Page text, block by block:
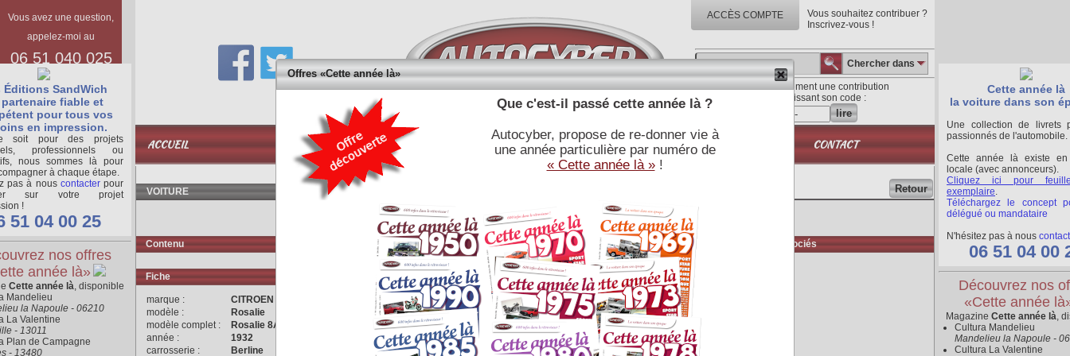
ACCÈS COMPTE
Vous souhaitez contribuer ?
Inscrivez-vous !
Chercher dans
Lisez directement une contribution
en saisissant son code :
lire
ACCUEIL
BASE
DOCUMENTAIRE
RÉFÉRENCES
JOURNALISTIQUES
BOUTIQUE CONTACT
Vous avez une question,
appelez-moi au
06 51 040 025
VOITURE Retour
Contenu
Fiche
marque :
CITROEN
modèle :
Rosalie
modèle complet :
Rosalie 8A
année :
1932
carrosserie :
Berline
Citroen Rosalie 8A bien connue pour ses records avec les
huiles Yacco.
Lire la fiche technique associée
L'arrivée de la nouvelle gamme Citroën C 4 et C 6 en 1932, marque
l'histoire de la marque par deux innovations : l'apparition du fameux
''moteur flottant'' et la carrosserie ''monopièce''. A partir de deux
Médias associés
Éditions SandWich
fiable et
pour tous vos
en impression.
soit pour des projets
professionnels ou
nous sommes là pour
à chaque étape.
pas à nous contacterpour
sur votre projet
!
51 04 00 25
nos offres
année là»
Cette année là, disponible
Mandelieu
la Napoule - 06210
La Valentine
- 13011
Plan de Campagne
- 13480
Cette année là
la voiture dans son
Une collection de livrets
passionnés de l'automobile.
Cette année là existe en
locale (avec annonceurs).
Cliquez ici pour
exemplaire.
Téléchargez le concept
délégué ou mandataire
N'hésitez pas à nous
06 51 04 00
Découvrez nos
«Cette année
Magazine Cette année là,
Cultura Mandelieu
Mandelieu la Napoule -
Cultura La Valentine
Offres «Cette année là»
Que c'est-il passé cette année là ?
Autocyber, propose de re-donner vie à
une année particulière par numéro de
« Cette année là »!